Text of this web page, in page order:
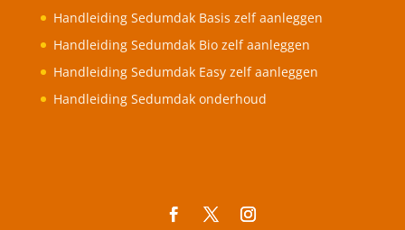
Handleiding Sedumdak Basis zelf aanleggen
Handleiding Sedumdak Bio zelf aanleggen
Handleiding Sedumdak Easy zelf aanleggen
Handleiding Sedumdak onderhoud